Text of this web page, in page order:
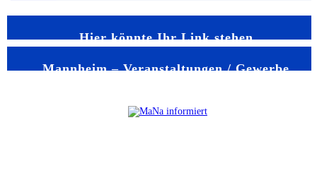
Hier könnte Ihr Link stehen
Mannheim – Veranstaltungen / Gewerbe